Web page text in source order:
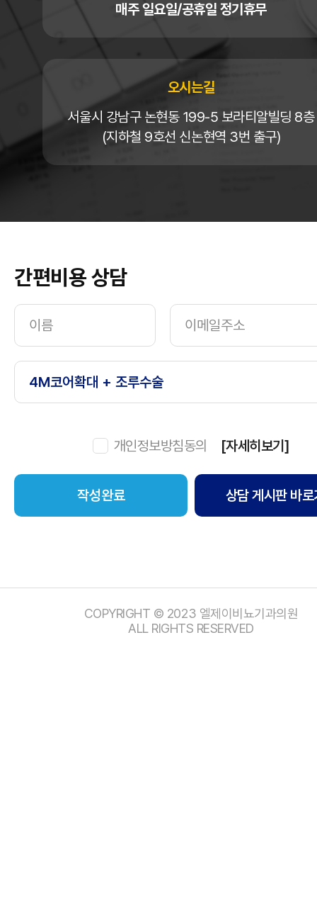
매주 일요일/공휴일 정기휴무
오시는길
서울시 강남구 논현동 199-5 보라티알빌딩 8층
(지하철 9호선 신논현역 3번 출구)
간편비용 상담
개인정보방침동의 [자세히보기]
상담 게시판 바
COPYRIGHT © 2023 엘제이비뇨기과의원
ALL RIGHTS RESERVED